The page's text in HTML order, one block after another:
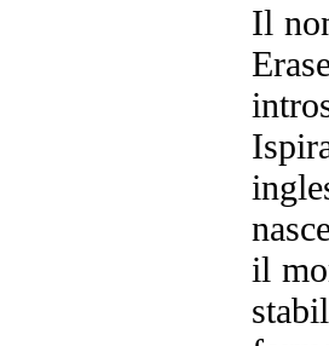
Il
il